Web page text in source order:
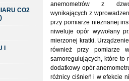
anemometrów z
wynikających z
przy pomiarze nieznanej
niweluje opór wywołany
mierzonej kratki.
również przy pomiarze
samoregulujących, które to
dodatkowy opór
różnicy ciśnień i w efekcie
CO2